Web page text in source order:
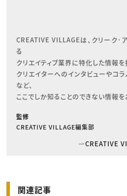
CREATIVE VILLAGEは、クリーク･
る
クリエイティブ業界に特化した情報を
クリエイターへのインタビューやコラ
など、
ここでしか知ることのできない情報を
監修
CREATIVE VILLAGE編集部
CREATIVE
関連記事